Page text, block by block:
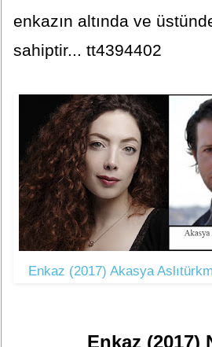
enkazın altında ve
sahiptir... tt4394402
Enkaz (2017) Akasya
Enkaz (2017)